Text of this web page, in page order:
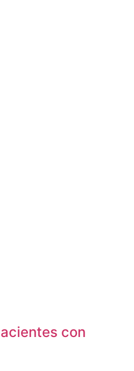
con